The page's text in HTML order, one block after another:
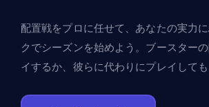
配置戦をプロに任せて、あなたの実力
クでシーズンを始めよう。ブースター
イするか、彼らに代わりにプレイしても